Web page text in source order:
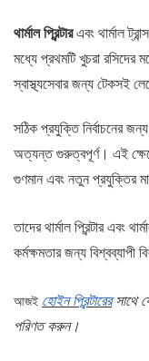
থার্মাল প্রিন্টার এবং থার্মাল
মধ্যে প্রথমটি খুচরা রসিদের
স্বাস্থ্যসেবার জন্য টেকসই
সঠিক প্রযুক্তি নির্বাচনের জন্য
অত্যন্ত গুরুত্বপূর্ণ। এই
গুণমান এবং নতুন প্রযুক্তির
তাদের থার্মাল প্রিন্টার এবং
কর্মক্ষমতার জন্য বিশ্বব্যাপী
আজই হোইন প্রিন্টারের সাথে
পরিণত করুন।